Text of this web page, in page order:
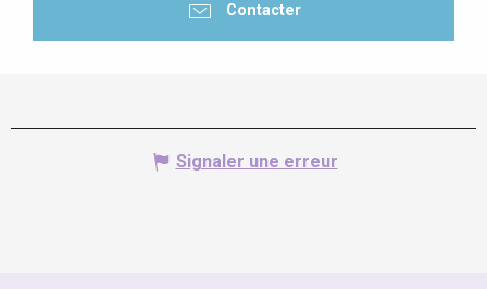
Contacter
Signaler une erreur